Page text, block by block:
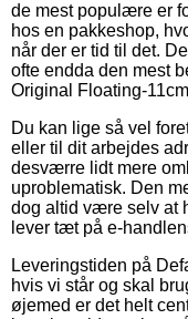
de mest populære er
hos en pakkeshop,
når der er tid til det.
ofte endda den mest
Original Floating-
Du kan lige så vel
eller til dit arbejdes
desværre lidt mere
uproblematisk. Den
dog altid være selv at
lever tæt på e-
Leveringstiden på
hvis vi står og skal
øjemed er det helt